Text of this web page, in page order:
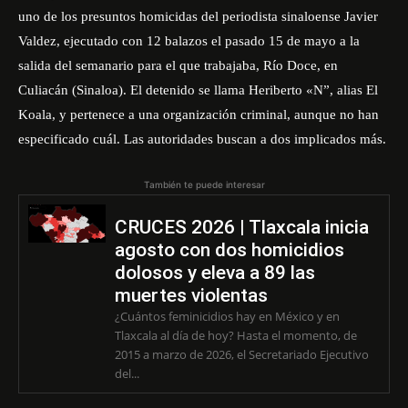
uno de los presuntos homicidas del periodista sinaloense Javier
Valdez, ejecutado con 12 balazos el pasado 15 de mayo a la
salida del semanario para el que trabajaba, Río Doce, en
Culiacán (Sinaloa). El detenido se llama Heriberto «N”, alias El
Koala, y pertenece a una organización criminal, aunque no han
especificado cuál. Las autoridades buscan a dos implicados más.
También te puede interesar
CRUCES 2026 | Tlaxcala inicia
agosto con dos homicidios
dolosos y eleva a 89 las
muertes violentas
¿Cuántos feminicidios hay en México y en
Tlaxcala al día de hoy? Hasta el momento, de
2015 a marzo de 2026, el Secretariado Ejecutivo
del...